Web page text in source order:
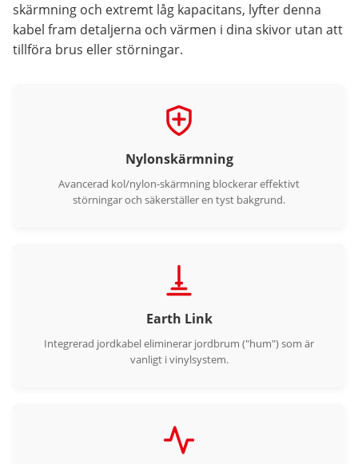
skärmning och extremt låg kapacitans, lyfter denna
kabel fram detaljerna och värmen i dina skivor utan att
tillföra brus eller störningar.
Nylonskärmning
Avancerad kol/nylon-skärmning blockerar effektivt
störningar och säkerställer en tyst bakgrund.
Earth Link
Integrerad jordkabel eliminerar jordbrum ("hum") som är
vanligt i vinylsystem.